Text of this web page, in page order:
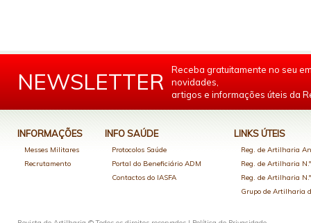
NEWSLETTER
Receba gratuitamente no seu
novidades,
artigos e informações úteis da
INFORMAÇÕES
Messes Militares
Recrutamento
INFO SAÚDE
Protocolos Saúde
Portal do Beneficiário ADM
Contactos do IASFA
LINKS ÚTEIS
Reg. de Artilharia
Reg. de Artilharia
Reg. de Artilharia
Grupo de Artilharia